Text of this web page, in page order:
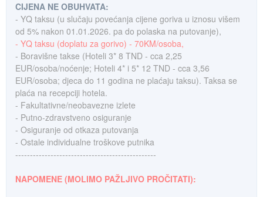
CIJENA NE OBUHVATA:
- YQ taksu (u slučaju povećanja cijene goriva u iznosu višem
od 5% nakon 01.01.2026. pa do polaska na putovanje),
- YQ taksu (doplatu za gorivo) - 70KM/osoba,
- Boravišne takse (Hoteli 3* 8 TND - cca 2,25
EUR/osoba/noćenje; Hoteli 4* i 5* 12 TND - cca 3,56
EUR/osoba; djeca do 11 godina ne plaćaju taksu). Taksa se
plaća na recepciji hotela.
- Fakultativne/neobavezne izlete
- Putno-zdravstveno osiguranje
- Osiguranje od otkaza putovanja
- Ostale individualne troškove putnika
------------------------------------------------
NAPOMENE (MOLIMO PAŽLJIVO PROČITATI):